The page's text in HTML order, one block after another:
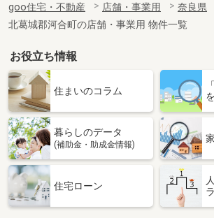
goo住宅・不動産 店舗・事業用
奈良県
北葛城郡河合町の店舗・事業用 物件一覧
お役立ち情報
住まいのコラム
暮らしのデータ
(補助金・助成金情報)
住宅ローン